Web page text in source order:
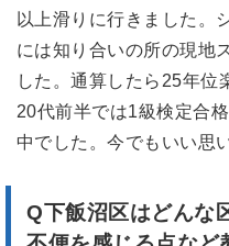
以上滑りに行きました。
には知り合いの所の現地
した。通算したら25年位
20代前半では1級検定合
中でした。今でもいい思
Q下飯沼区はどんな